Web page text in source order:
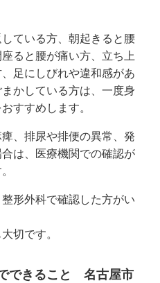
ている方、朝起きると腰
ると腰が痛い方、立ち上
足にしびれや違和感があ
かしている方は、一度身
すすめします。
、排尿や排便の異常、発
は、医療機関での確認が
形外科で確認した方がい
切です。
できること 名古屋市